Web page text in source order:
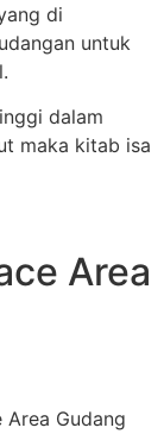
di
untuk
dalam
maka kitab isa
Area
Area Gudang